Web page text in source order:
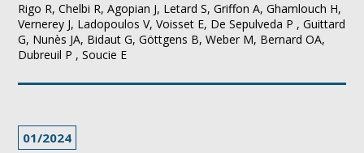
Rigo R, Chelbi R, Agopian J, Letard S, Griffon A, Ghamlouch H,
Vernerey J, Ladopoulos V, Voisset E, De Sepulveda P , Guittard
G, Nunès JA, Bidaut G, Göttgens B, Weber M, Bernard OA,
Dubreuil P , Soucie E
01/2024